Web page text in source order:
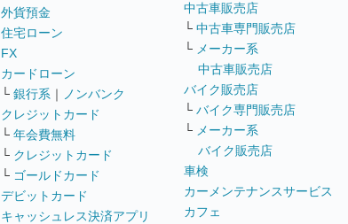
外貨預金
住宅ローン
FX
カードローン
└ 銀行系 ｜
ノンバンク
クレジットカード
└ 年会費無料
└ クレジットカード
└ ゴールドカード
デビットカード
キャッシュレス決済アプリ
中古車販売店
└ 中古車専門販売店
└ メーカー系
中古車販売店
バイク販売店
└ バイク専門販売店
└ メーカー系
バイク販売店
車検
カーメンテナンスサービス
カフェ